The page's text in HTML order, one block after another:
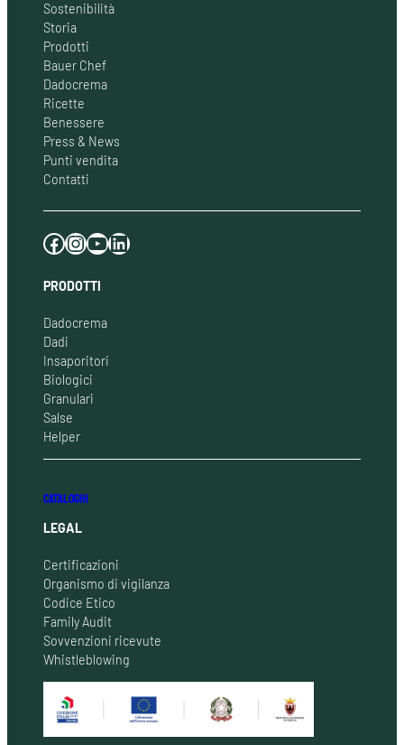
Sostenibilità
Storia
Prodotti
Bauer Chef
Dadocrema
Ricette
Benessere
Press & News
Punti vendita
Contatti
Facebook Instagram YouTube LinkedIn
PRODOTTI
Dadocrema
Dadi
Insaporitori
Biologici
Granulari
Salse
Helper
CATALOGHI
LEGAL
Certificazioni
Organismo di vigilanza
Codice Etico
Family Audit
Sovvenzioni ricevute
Whistleblowing